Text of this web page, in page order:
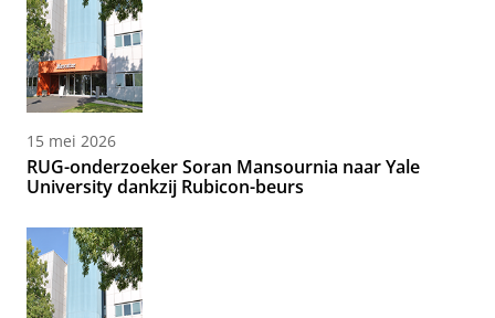
15 mei 2026
RUG-onderzoeker Soran Mansournia naar Yale
University dankzij Rubicon-beurs